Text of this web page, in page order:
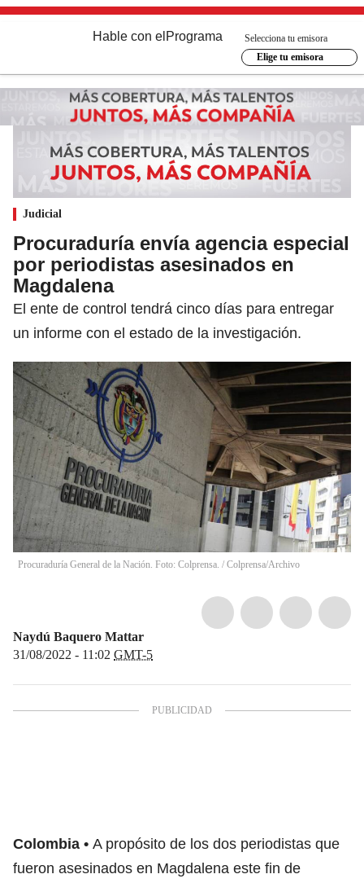
Hable con el Programa
Selecciona tu emisora
Elige tu emisora
Judicial
Procuraduría envía agencia especial
por periodistas asesinados en
Magdalena
El ente de control tendrá cinco días para entregar
un informe con el estado de la investigación.
Procuraduría General de la Nación. Foto: Colprensa. / Colprensa/Archivo
Naydú Baquero Mattar
31/08/2022 - 11:02 GMT-5
Colombia
A propósito de los dos periodistas que
fueron asesinados en Magdalena este fin de